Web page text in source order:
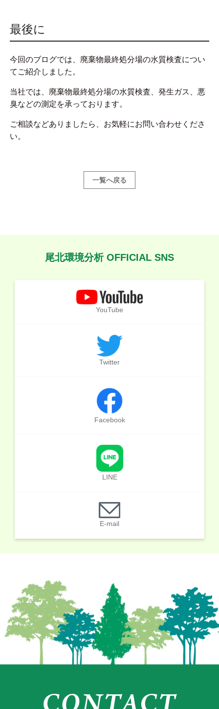
最後に
今回のブログでは、廃棄物最終処分場の水質検査につい
てご紹介しました。
当社では、廃棄物最終処分場の水質検査、発生ガス、悪
臭などの測定を承っております。
ご相談などありましたら、お気軽にお問い合わせくださ
い。
一覧へ戻る
尾北環境分析 OFFICIAL SNS
YouTube
Twitter
Facebook
LINE
E-mail